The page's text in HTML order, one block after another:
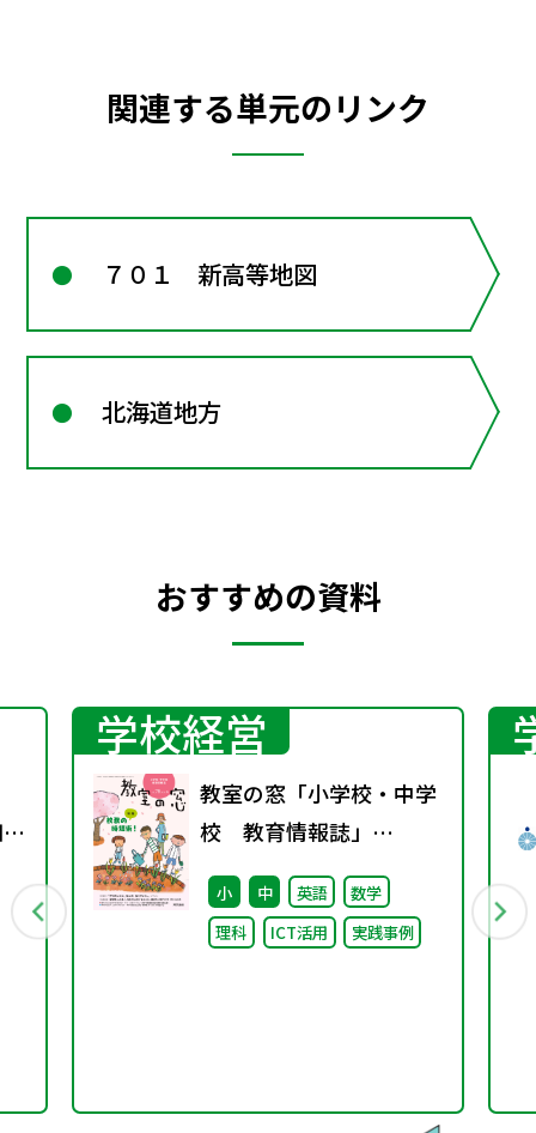
関連する単元のリンク
７０１ 新高等地図
北海道地方
おすすめの資料
学校経営
教室の窓「小学校・中学
校 教育情報誌」
vol.78 2026年4月発行
小 中 英語
数学
理科
ICT活用 実践事例